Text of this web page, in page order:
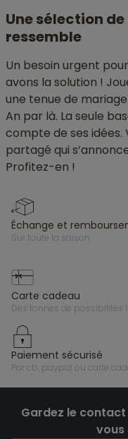
Une sélection
ressemble
Un besoin urgent
avons la solution !
une tenue de
An par là. La seule
compte de ses
partagé qui
Profitez-en !
échange et
sur toute la saison
carte cadeau
des tonnes de possibilités !
paiement sécurisé
par cb, paypal ou carte
Gardez le contact
vous